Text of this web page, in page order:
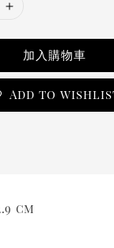
加入購物車
Add to
cm